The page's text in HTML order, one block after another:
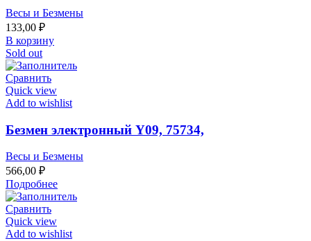
Весы и Безмены
133,00 ₽
В корзину
Sold out
Сравнить
Quick view
Add to wishlist
Безмен электронный Y09, 75734,
Весы и Безмены
566,00 ₽
Подробнее
Сравнить
Quick view
Add to wishlist